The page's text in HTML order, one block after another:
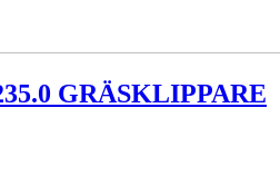
GRÄSKLIPPARE